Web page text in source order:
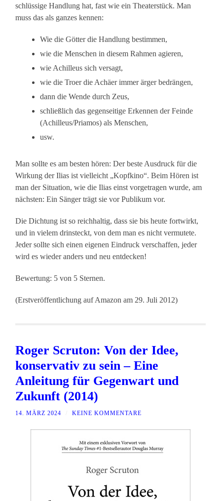
schlüssige Handlung hat, fast wie ein Theaterstück. Man
muss das als ganzes kennen:
Wie die Götter die Handlung bestimmen,
wie die Menschen in diesem Rahmen agieren,
wie Achilleus sich versagt,
wie die Troer die Achäer immer ärger bedrängen,
dann die Wende durch Zeus,
schließlich das gegenseitige Erkennen der Feinde
(Achilleus/Priamos) als Menschen,
usw.
Man sollte es am besten hören: Der beste Ausdruck für die
Wirkung der Ilias ist vielleicht „Kopfkino“. Beim Hören ist
man der Situation, wie die Ilias einst vorgetragen wurde, am
nächsten: Ein Sänger trägt sie vor Publikum vor.
Die Dichtung ist so reichhaltig, dass sie bis heute fortwirkt,
und in vielem drinsteckt, von dem man es nicht vermutete.
Jeder sollte sich einen eigenen Eindruck verschaffen, jeder
wird es wieder anders und neu entdecken!
Bewertung: 5 von 5 Sternen.
(Erstveröffentlichung auf Amazon am 29. Juli 2012)
Roger Scruton: Von der Idee,
konservativ zu sein – Eine
Anleitung für Gegenwart und
Zukunft (2014)
14. MÄRZ 2024 KEINE KOMMENTARE